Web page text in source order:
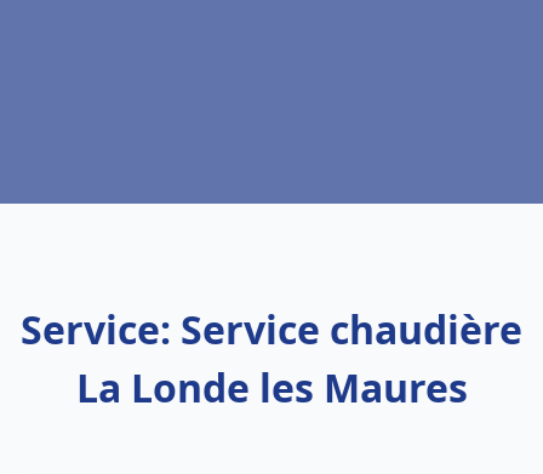
Service: Service chaudière
La Londe les Maures